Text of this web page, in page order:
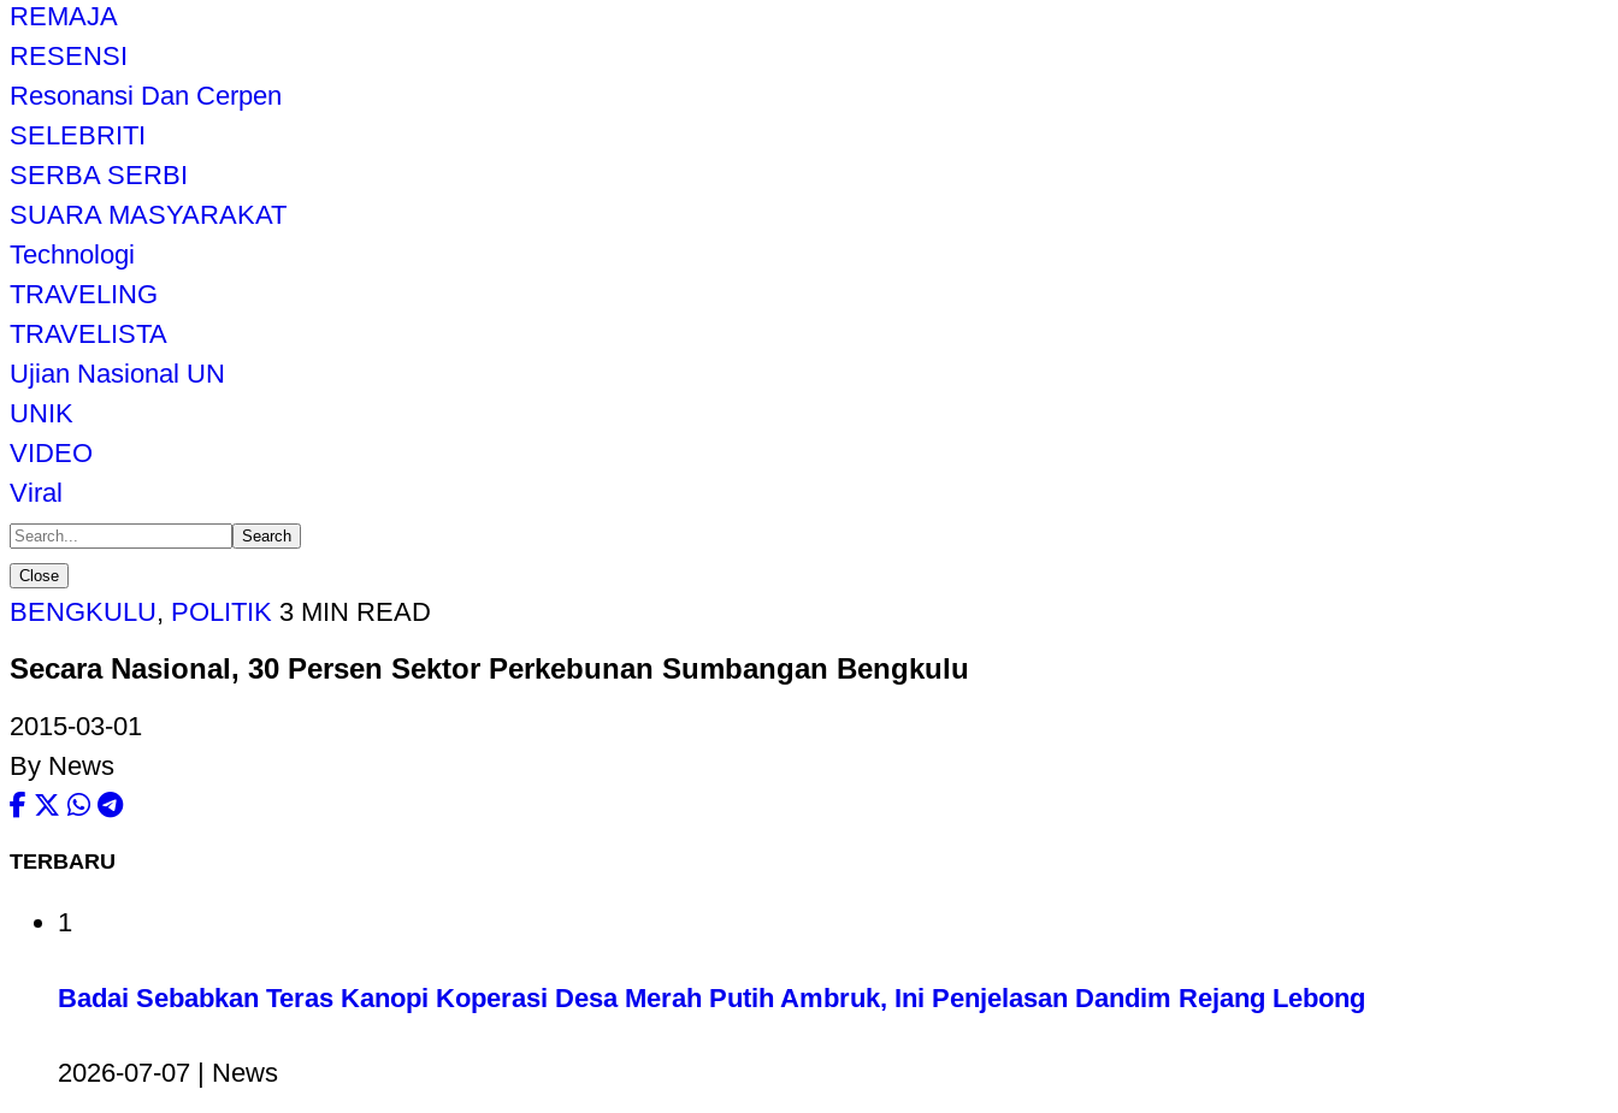
REMAJA
RESENSI
Resonansi Dan Cerpen
SELEBRITI
SERBA SERBI
SUARA MASYARAKAT
Technologi
TRAVELING
TRAVELISTA
Ujian Nasional UN
UNIK
VIDEO
Viral
Search
Close
BENGKULU, POLITIK 3 MIN READ
Secara Nasional, 30 Persen Sektor Perkebunan Sumbangan Bengkulu
2015-03-01
By News
TERBARU
1
Badai Sebabkan Teras Kanopi Koperasi Desa Merah Putih Ambruk, Ini Penjelasan Dandim Rejang Lebong
2026-07-07 | News